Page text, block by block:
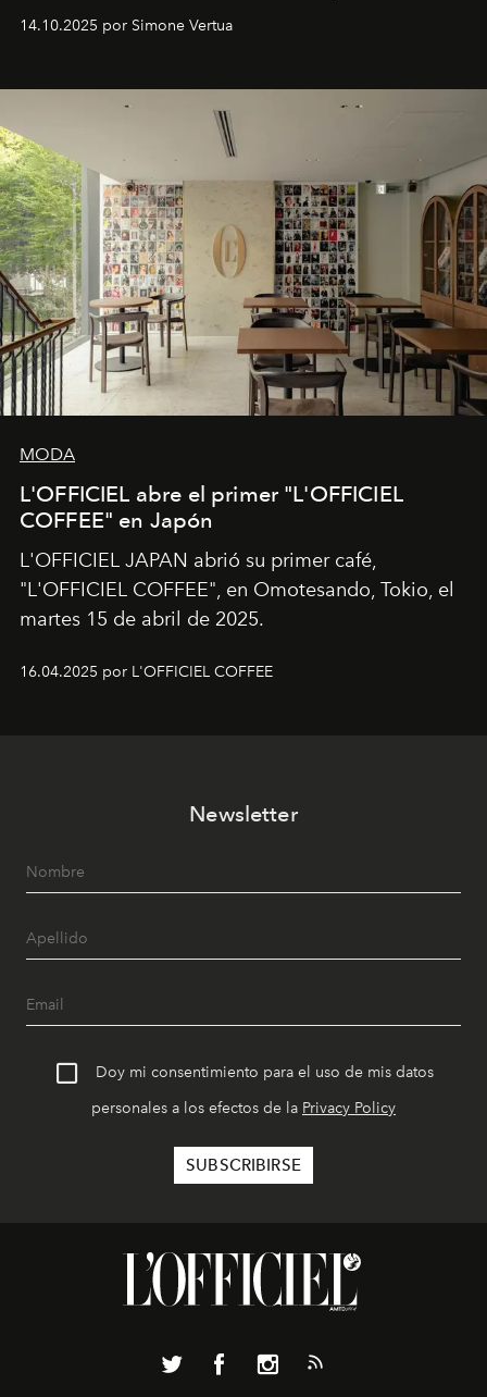
14.10.2025 por Simone Vertua
MODA
L'OFFICIEL abre el primer "L'OFFICIEL
COFFEE" en Japón
L'OFFICIEL JAPAN abrió su primer café,
"L'OFFICIEL COFFEE", en Omotesando, Tokio, el
martes 15 de abril de 2025.
16.04.2025 por L'OFFICIEL COFFEE
Newsletter
Doy mi consentimiento para el uso de mis datos
personales a los efectos de la Privacy Policy